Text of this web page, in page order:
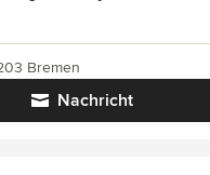
Nachricht
Bremen